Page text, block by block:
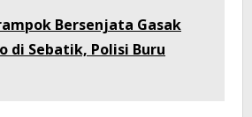
Bersenjata Gasak
di Sebatik, Polisi Buru